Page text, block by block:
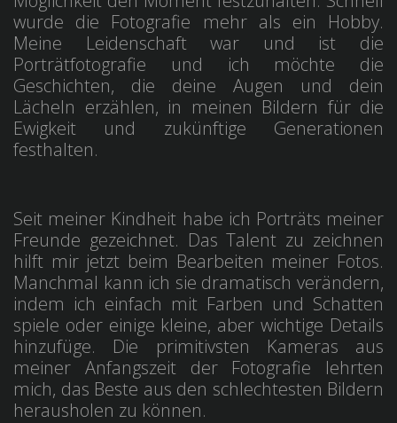
wurde die Fotografie mehr als ein Hobby.
Meine Leidenschaft war und ist die
Porträtfotografie und ich möchte die
Geschichten, die deine Augen und dein
Lächeln erzählen, in meinen Bildern für die
Ewigkeit und zukünftige Generationen
festhalten.
Seit meiner Kindheit habe ich Porträts meiner
Freunde gezeichnet. Das Talent zu zeichnen
hilft mir jetzt beim Bearbeiten meiner Fotos.
Manchmal kann ich sie dramatisch verändern,
indem ich einfach mit Farben und Schatten
spiele oder einige kleine, aber wichtige Details
hinzufüge. Die primitivsten Kameras aus
meiner Anfangszeit der Fotografie lehrten
mich, das Beste aus den schlechtesten Bildern
herausholen zu können.